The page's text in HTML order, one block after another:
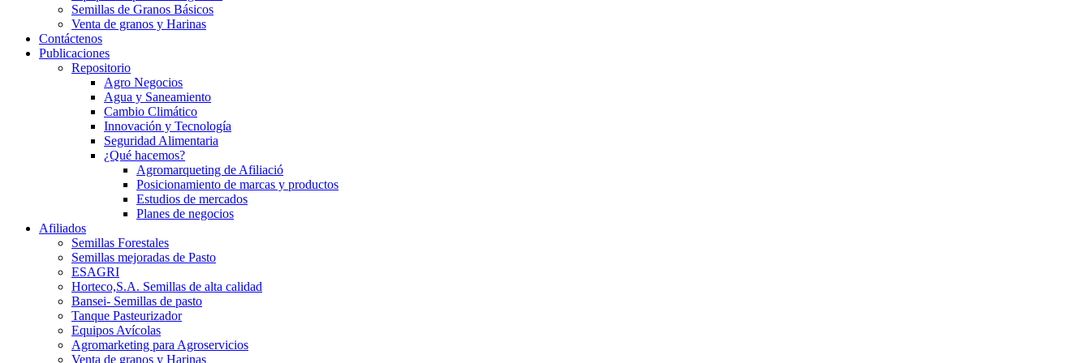
Semillas de Granos Básicos
Venta de granos y Harinas
Contáctenos
Publicaciones
Repositorio
Agro Negocios
Agua y Saneamiento
Cambio Climático
Innovación y Tecnología
Seguridad Alimentaria
¿Qué hacemos?
Agromarqueting de Afiliació
Posicionamiento de marcas y productos
Estudios de mercados
Planes de negocios
Afiliados
Semillas Forestales
Semillas mejoradas de Pasto
ESAGRI
Horteco,S.A. Semillas de alta calidad
Bansei- Semillas de pasto
Tanque Pasteurizador
Equipos Avícolas
Agromarketing para Agroservicios
Venta de granos y Harinas